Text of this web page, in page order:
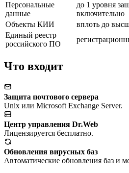
Персональные
данные
до 1 уровня
включительно
Объекты КИИ
вплоть до
Единый реестр
российского ПО
Что входит
Защита почтового сервера
Unix или Microsoft Exchange Server.
Центр управления Dr.Web
Лицензируется бесплатно.
Обновления вирусных баз
Автоматические обновления баз и